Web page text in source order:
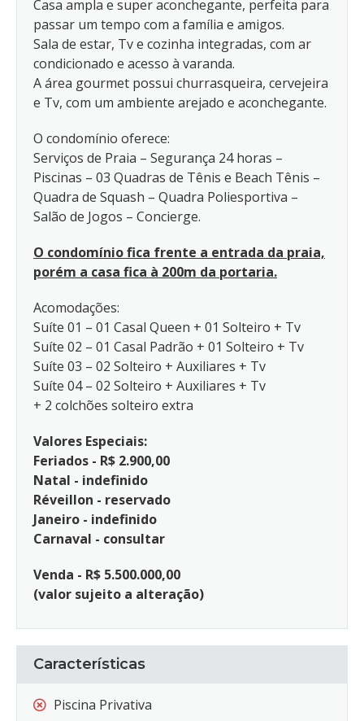
Casa ampla e super aconchegante, perfeita para
passar um tempo com a família e amigos.
Sala de estar, Tv e cozinha integradas, com ar
condicionado e acesso à varanda.
A área gourmet possui churrasqueira, cervejeira
e Tv, com um ambiente arejado e aconchegante.
O condomínio oferece:
Serviços de Praia – Segurança 24 horas –
Piscinas – 03 Quadras de Tênis e Beach Tênis –
Quadra de Squash – Quadra Poliesportiva –
Salão de Jogos – Concierge.
O condomínio fica frente a entrada da praia,
porém a casa fica à 200m da portaria.
Acomodações:
Suíte 01 – 01 Casal Queen + 01 Solteiro + Tv
Suíte 02 – 01 Casal Padrão + 01 Solteiro + Tv
Suíte 03 – 02 Solteiro + Auxiliares + Tv
Suíte 04 – 02 Solteiro + Auxiliares + Tv
+ 2 colchões solteiro extra
Valores Especiais:
Feriados - R$ 2.900,00
Natal - indefinido
Réveillon - reservado
Janeiro - indefinido
Carnaval - consultar
Venda - R$ 5.500.000,00
(valor sujeito a alteração)
Características
Piscina Privativa